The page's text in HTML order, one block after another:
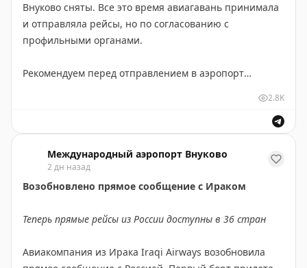
Меняемся к лучшему для вас!
коньки, наручники, удочка, шезлонг, вьетнамские
национальные головные уборы и шлем.
Обратиться по почте foundproperty@vnukovo.ru или
по телефону: +7 (495) 436-28-38
Обязательно поможем, но призываем быть
Внуково сняты. Все это время авиагавань принимала
и отправляла рейсы, но по согласованию с
профильными органами.
Рекомендуем перед отправлением в аэропорт
- по телефону справочной аэропорта: +7 (495) 937-55-
- через чат-бот:
информируют авиакомпании.
2.8K
Международный аэропорт Внуково
2 дн назад
Возобновлено прямое сообщение с Ираком
Теперь прямые рейсы из России доступны в 36 стран
Авиакомпания из Ирака Iraqi Airways возобновила